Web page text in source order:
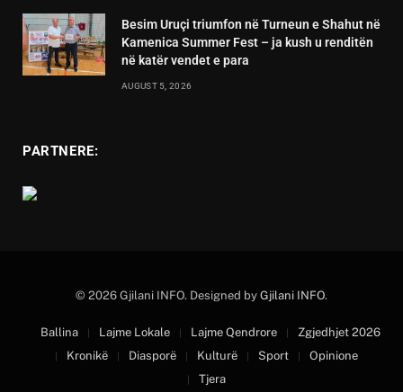
Besim Uruçi triumfon në Turneun e Shahut në
Kamenica Summer Fest – ja kush u renditën
në katër vendet e para
AUGUST 5, 2026
PARTNERE:
© 2026 Gjilani INFO. Designed by Gjilani INFO.
Ballina Lajme Lokale Lajme Qendrore
Zgjedhjet 2026
Kronikë
Diasporë Kulturë Sport
Opinione
Tjera